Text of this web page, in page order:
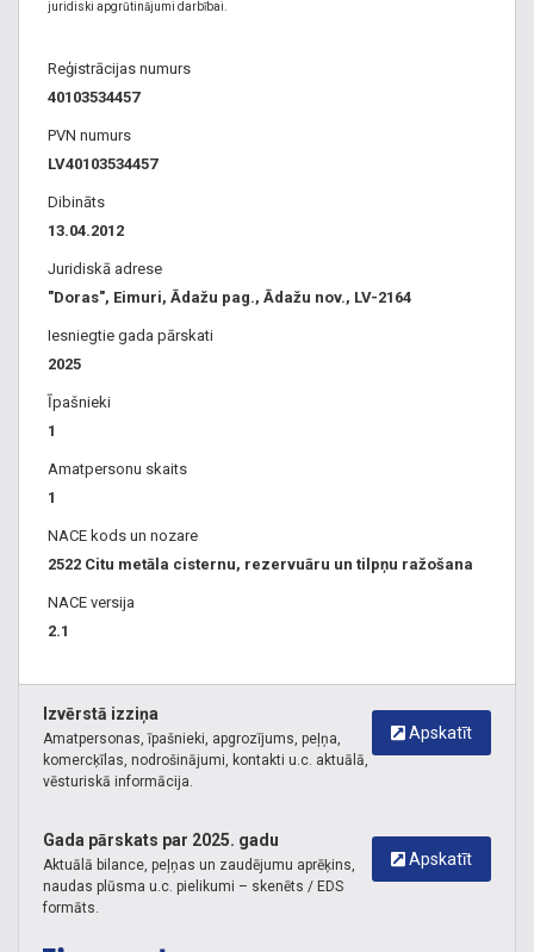
juridiski apgrūtinājumi darbībai.
Reģistrācijas numurs
40103534457
PVN numurs
LV40103534457
Dibināts
13.04.2012
Juridiskā adrese
"Doras", Eimuri, Ādažu pag., Ādažu nov., LV-2164
Iesniegtie gada pārskati
2025
Īpašnieki
1
Amatpersonu skaits
1
NACE kods un nozare
2522 Citu metāla cisternu, rezervuāru un tilpņu ražošana
NACE versija
2.1
Apskatīt
Izvērstā izziņa
Amatpersonas, īpašnieki, apgrozījums, peļņa,
komercķīlas, nodrošinājumi, kontakti u.c. aktuālā,
vēsturiskā informācija.
Apskatīt
Gada pārskats par 2025. gadu
Aktuālā bilance, peļņas un zaudējumu aprēķins,
naudas plūsma u.c. pielikumi – skenēts / EDS
formāts.